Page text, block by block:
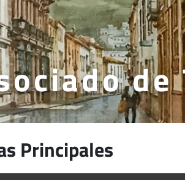
Principales